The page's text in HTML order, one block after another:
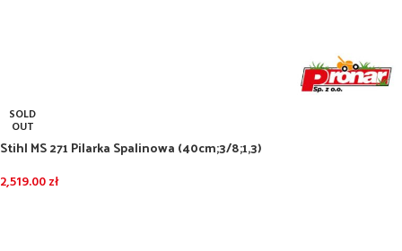
SOLD
OUT
Stihl MS 271 Pilarka Spalinowa (40cm;3/8;1,3)
2,519.00zł